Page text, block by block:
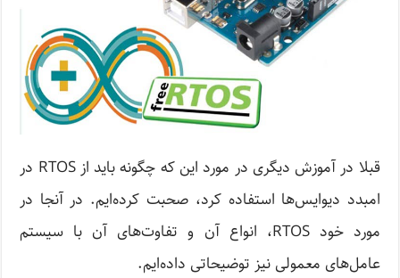
قبلا در آموزش دیگری در مورد این که چگونه باید از RTOS‌ در
امبدد دیوایس‌ها استفاده کرد، صحبت کرده‌ایم. در آنجا در
مورد خود RTOS، انواع آن و تفاوت‌های آن با سیستم
عامل‌های معمولی نیز توضیحاتی داده‌ایم.